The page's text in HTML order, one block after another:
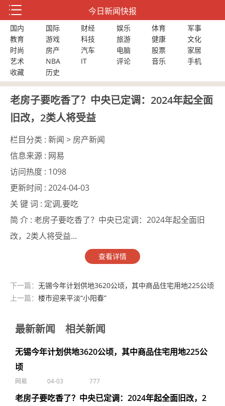
今日新闻快报
国内 国际 财经 娱乐 体育
军事
教育
游戏 科技 旅游 健康
文化
时尚
房产 汽车 电脑 股票
家居
艺术
NBA IT 评论 音乐
手机
收藏
历史
老房子要吃香了？中央已定调：2024年起全面
旧改，2类人将受益
栏目分类 : 新闻 > 房产新闻
信息来源 : 网易
访问热度 : 1098
更新时间 : 2024-04-03
关 键 词 : 定调,要吃
简 介 : 老房子要吃香了？中央已定调：2024年起全面旧
改，2类人将受益...
查看详情
下一篇： 无锡今年计划供地3620公顷，其中商品住宅用地225公顷
上一篇： 楼市迎来平淡“小阳春”
最新新闻 相关新闻
无锡今年计划供地3620公顷，其中商品住宅用地225公
顷
网易 04-03 777
老房子要吃香了？中央已定调：2024年起全面旧改，2